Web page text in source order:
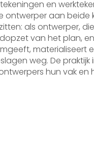
en
ontwerper aan beide
als ontwerper,
van het plan,
materialiseert
weg. De praktijk
hun vak en